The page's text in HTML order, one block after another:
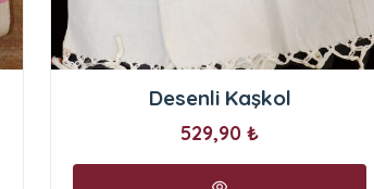
Desenli Kaşkol
529,90 ₺